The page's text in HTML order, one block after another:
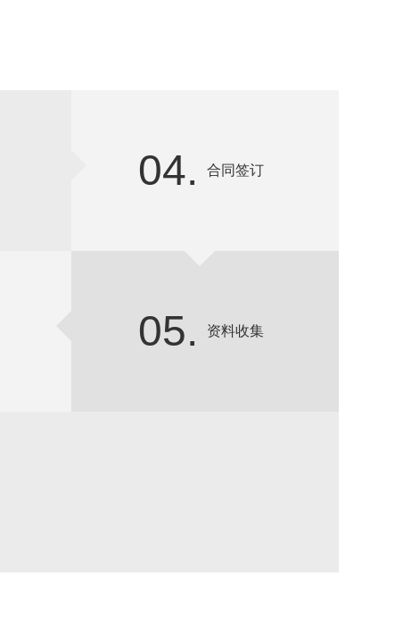
04. 合同签订
05. 资料收集